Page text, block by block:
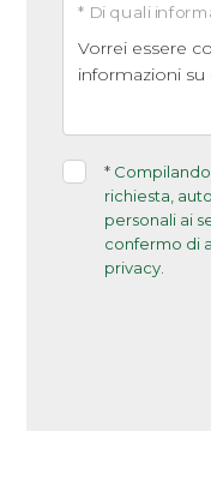
* Di quali
*
richiesta,
personali ai
confermo di
privacy.